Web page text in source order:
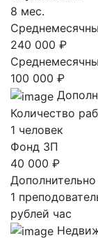
8 мес.
240 000 ₽
100 000 ₽
Количество
1 человек
Фонд ЗП
40 000 ₽
Дополнительно
1
рублей час